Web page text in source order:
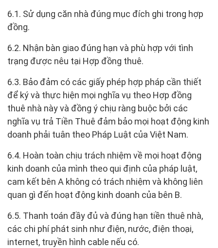
6.1. Sử dụng căn nhà đúng mục đích ghi trong hợp
đồng.
6.2. Nhận bàn giao đúng hạn và phù hợp với tình
trạng được nêu tại Hợp đồng thuê.
6.3. Bảo đảm có các giấy phép hợp pháp cần thiết
để ký và thực hiện mọi nghĩa vụ theo Hợp đồng
thuê nhà này và đồng ý chịu ràng buộc bởi các
nghĩa vụ trả Tiền Thuê đảm bảo mọi hoạt động kinh
doanh phải tuân theo Pháp Luật của Việt Nam.
6.4. Hoàn toàn chịu trách nhiệm về mọi hoạt động
kinh doanh của mình theo qui định của pháp luật,
cam kết bên A không có trách nhiệm và không liên
quan gì đến hoạt động kinh doanh của bên B.
6.5. Thanh toán đầy đủ và đúng hạn tiền thuê nhà,
các chi phí phát sinh như điện, nước, điện thoại,
internet, truyền hình cable nếu có.